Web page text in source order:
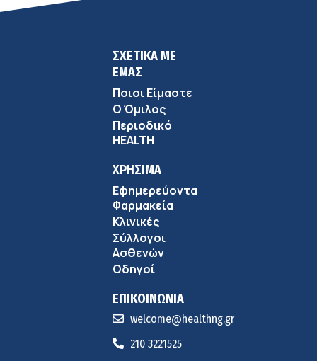
ΣΧΕΤΙΚΑ ΜΕ
ΕΜΑΣ
Ποιοι Είμαστε
Ο Όμιλος
Περιοδικό
HEALTH
ΧΡΗΣΙΜΑ
Εφημερεύοντα
Φαρμακεία
Κλινικές
Σύλλογοι
Ασθενών
Οδηγοί
ΕΠΙΚΟΙΝΩΝΙΑ
welcome@healthng.gr
210 3221525